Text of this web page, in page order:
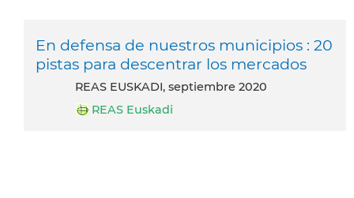
En defensa de nuestros municipios : 20
pistas para descentrar los mercados
REAS EUSKADI, septiembre 2020
REAS Euskadi